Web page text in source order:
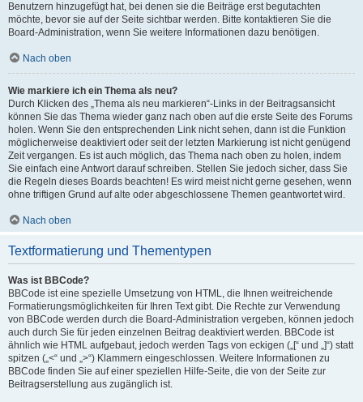
Benutzern hinzugefügt hat, bei denen sie die Beiträge erst begutachten
möchte, bevor sie auf der Seite sichtbar werden. Bitte kontaktieren Sie die
Board-Administration, wenn Sie weitere Informationen dazu benötigen.
Nach oben
Wie markiere ich ein Thema als neu?
Durch Klicken des „Thema als neu markieren“-Links in der Beitragsansicht
können Sie das Thema wieder ganz nach oben auf die erste Seite des Forums
holen. Wenn Sie den entsprechenden Link nicht sehen, dann ist die Funktion
möglicherweise deaktiviert oder seit der letzten Markierung ist nicht genügend
Zeit vergangen. Es ist auch möglich, das Thema nach oben zu holen, indem
Sie einfach eine Antwort darauf schreiben. Stellen Sie jedoch sicher, dass Sie
die Regeln dieses Boards beachten! Es wird meist nicht gerne gesehen, wenn
ohne triftigen Grund auf alte oder abgeschlossene Themen geantwortet wird.
Nach oben
Textformatierung und Thementypen
Was ist BBCode?
BBCode ist eine spezielle Umsetzung von HTML, die Ihnen weitreichende
Formatierungsmöglichkeiten für Ihren Text gibt. Die Rechte zur Verwendung
von BBCode werden durch die Board-Administration vergeben, können jedoch
auch durch Sie für jeden einzelnen Beitrag deaktiviert werden. BBCode ist
ähnlich wie HTML aufgebaut, jedoch werden Tags von eckigen („[“ und „]“) statt
spitzen („<“ und „>“) Klammern eingeschlossen. Weitere Informationen zu
BBCode finden Sie auf einer speziellen Hilfe-Seite, die von der Seite zur
Beitragserstellung aus zugänglich ist.